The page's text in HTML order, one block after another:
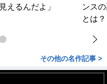
えるんだよ」
ンス
とは？
その他の名作記事 >